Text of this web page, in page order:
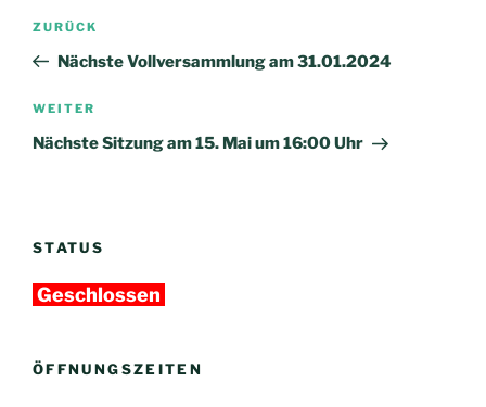
Beitragsnavigation
Vorheriger
Beitrag
ZURÜCK
Nächste Vollversammlung am 31.01.2024
Nächster
Beitrag
WEITER
Nächste Sitzung am 15. Mai um 16:00 Uhr
STATUS
Geschlossen
ÖFFNUNGSZEITEN